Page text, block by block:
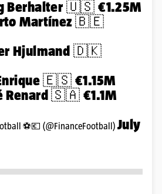
Berhalter 🇺🇸 €1.25M
Martínez 🇧🇪
Hjulmand 🇩🇰
🇪🇸 €1.15M
Renard 🇸🇦 €1.1M
⚽️💶 (@FinanceFootball) July